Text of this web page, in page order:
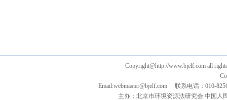
Copyright@http://www.bjelf.com all
Email:webmaster@bjelf.com 联系电话：010-
主办：北京市环境资源法研究会 中国人